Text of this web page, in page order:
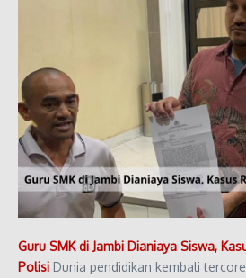
Guru SMK di Jambi Dianiaya Siswa,
Polisi Dunia pendidikan kembali